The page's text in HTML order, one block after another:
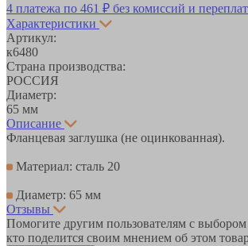
4 платежа по 461 ₽ без комиссий и переплат
Характеристики
Артикул:
к6480
Страна производства:
РОССИЯ
Диаметр:
65 мм
Описание
Фланцевая заглушка (не оцинкованная).
Материал: сталь 20
Диаметр: 65 мм
Отзывы
Помогите другим пользователям с
кто поделится своим мнением об этом